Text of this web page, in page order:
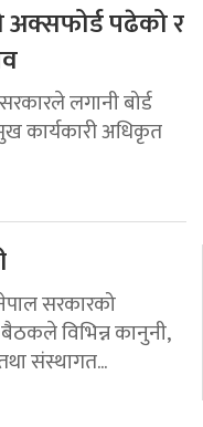
अक्सफोर्ड पढेको र
लगानी बोर्ड
कार्यकारी अधिकृत
सरकारको
बैठकले विभिन्न कानुनी,
संस्थागत...